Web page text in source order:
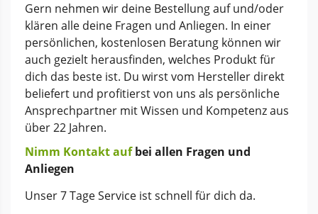
Gern nehmen wir deine Bestellung auf und/oder
klären alle deine Fragen und Anliegen. In einer
persönlichen, kostenlosen Beratung können wir
auch gezielt herausfinden, welches Produkt für
dich das beste ist. Du wirst vom Hersteller direkt
beliefert und profitierst von uns als persönliche
Ansprechpartner mit Wissen und Kompetenz aus
über 22 Jahren.
Nimm Kontakt aufbei allen Fragen und
Anliegen
Unser 7 Tage Service ist schnell für dich da.